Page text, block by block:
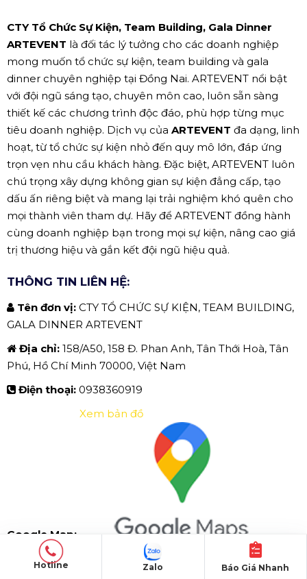
CTY Tổ Chức Sự Kiện, Team Building, Gala Dinner
ARTEVENT là đối tác lý tưởng cho các doanh nghiệp
mong muốn tổ chức sự kiện, team building và gala
dinner chuyên nghiệp tại Đồng Nai. ARTEVENT nổi bật
với đội ngũ sáng tạo, chuyên môn cao, luôn sẵn sàng
thiết kế các chương trình độc đáo, phù hợp từng mục
tiêu doanh nghiệp. Dịch vụ của ARTEVENT đa dạng, linh
hoạt, từ tổ chức sự kiện nhỏ đến quy mô lớn, đáp ứng
trọn vẹn nhu cầu khách hàng. Đặc biệt, ARTEVENT luôn
chú trọng xây dựng không gian sự kiện đẳng cấp, tạo
dấu ấn riêng biệt và mang lại trải nghiệm khó quên cho
mọi thành viên tham dự. Hãy để ARTEVENT đồng hành
cùng doanh nghiệp bạn trong mọi sự kiện, nâng cao giá
trị thương hiệu và gắn kết đội ngũ hiệu quả.
THÔNG TIN LIÊN HỆ:
Tên đơn vị: CTY TỔ CHỨC SỰ KIỆN, TEAM BUILDING,
GALA DINNER ARTEVENT
Địa chỉ: 158/A50, 158 Đ. Phan Anh, Tân Thới Hoà, Tân
Phú, Hồ Chí Minh 70000, Việt Nam
Điện thoại: 0938360919
Google Map:
Xem bản đồ
Hotline Báo Giá Nhanh
Zalo